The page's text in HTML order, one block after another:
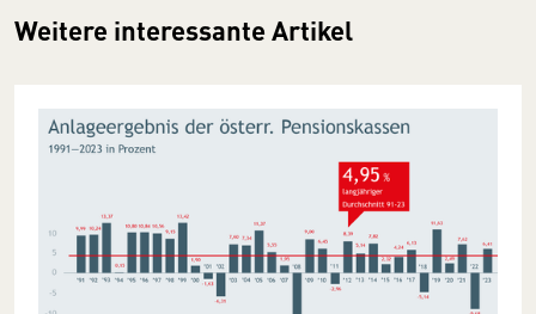
Weitere interessante Artikel